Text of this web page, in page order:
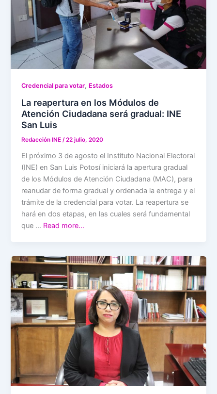
Credencial para votar, Estados
La reapertura en los Módulos de
Atención Ciudadana será gradual: INE
San Luis
Redacción INE/22 julio, 2020
El próximo 3 de agosto el Instituto Nacional Electoral
(INE) en San Luis Potosí iniciará la apertura gradual
de los Módulos de Atención Ciudadana (MAC), para
reanudar de forma gradual y ordenada la entrega y el
trámite de la credencial para votar. La reapertura se
hará en dos etapas, en las cuales será fundamental
que … Read more…